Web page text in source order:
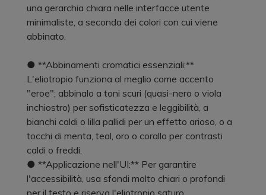
una gerarchia chiara nelle interfacce utente
minimaliste, a seconda dei colori con cui viene
abbinato.
● **Abbinamenti cromatici essenziali:**
L'eliotropio funziona al meglio come accento
"eroe"; abbinalo a toni scuri (quasi-nero o viola
inchiostro) per sofisticatezza e leggibilità, a
bianchi caldi o lilla pallidi per un effetto arioso, o a
tocchi di menta, teal, oro o corallo per contrasti
caldi o freddi.
● **Applicazione nell'UI:** Per garantire
l'accessibilità, usa sfondi molto chiari o profondi
per il testo e riserva l'eliotropio saturo